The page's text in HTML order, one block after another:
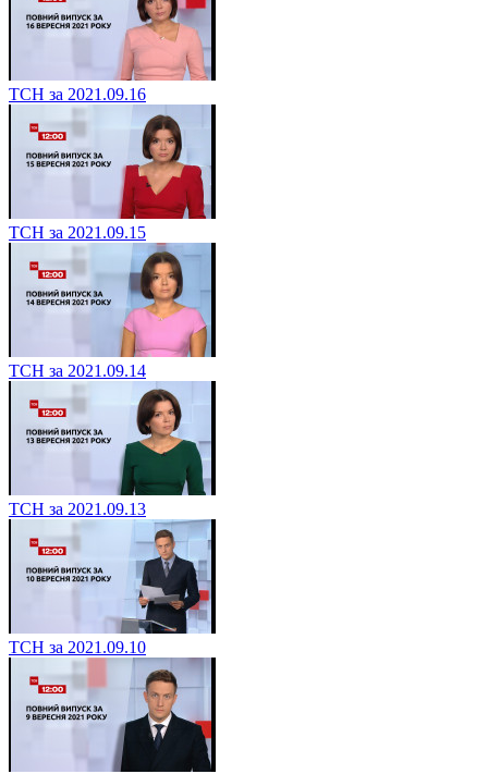
ТСН за 2021.09.16
ТСН за 2021.09.15
ТСН за 2021.09.14
ТСН за 2021.09.13
ТСН за 2021.09.10